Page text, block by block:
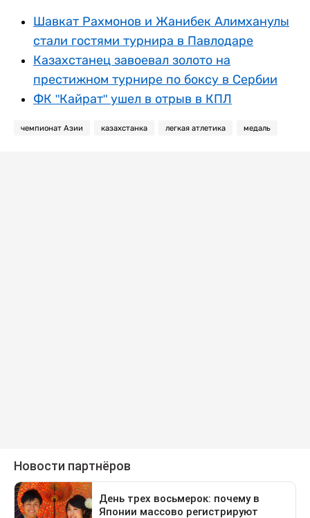
Шавкат Рахмонов и Жанибек Алимханулы
стали гостями турнира в Павлодаре
Казахстанец завоевал золото на
престижном турнире по боксу в Сербии
ФК "Кайрат" ушел в отрыв в КПЛ
чемпионат Азии казахстанка легкая атлетика медаль